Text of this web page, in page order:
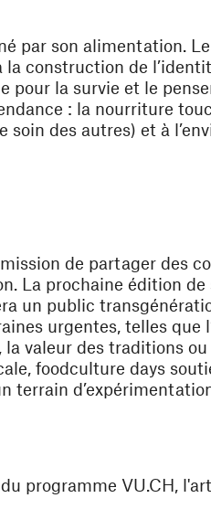
par son alimentation.
construction de
la survie et le
: la nourriture
des autres) et à
de partager des
La prochaine édition
un public
urgentes, telles que
valeur des traditions
foodculture days
terrain
programme VU.CH,